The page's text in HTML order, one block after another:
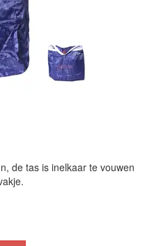
de tas is inelkaar te vouwen